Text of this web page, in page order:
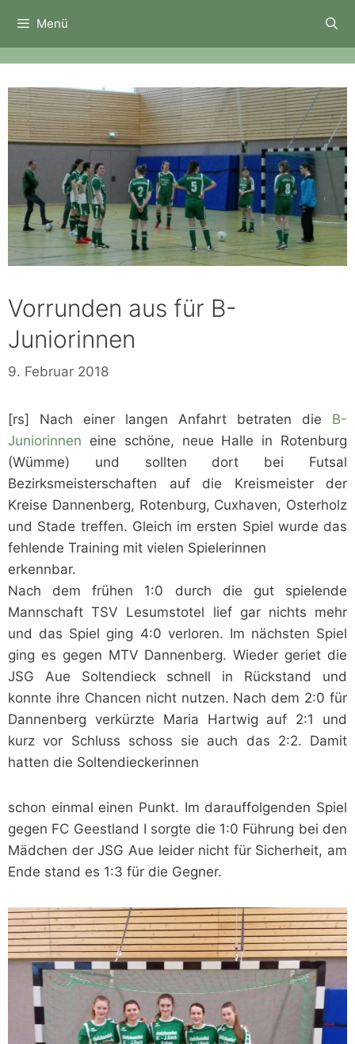
Inhalt
springen
Menü
Vorrunden aus für B-
Juniorinnen
9. Februar 2018
[rs] Nach einer langen Anfahrt betraten die B-
Juniorinnen eine schöne, neue Halle in Rotenburg
(Wümme) und sollten dort bei Futsal
Bezirksmeisterschaften auf die Kreismeister der
Kreise Dannenberg, Rotenburg, Cuxhaven, Osterholz
und Stade treffen. Gleich im ersten Spiel wurde das
fehlende Training mit vielen Spielerinnen
erkennbar.
Nach dem frühen 1:0 durch die gut spielende
Mannschaft TSV Lesumstotel lief gar nichts mehr
und das Spiel ging 4:0 verloren. Im nächsten Spiel
ging es gegen MTV Dannenberg. Wieder geriet die
JSG Aue Soltendieck schnell in Rückstand und
konnte ihre Chancen nicht nutzen. Nach dem 2:0 für
Dannenberg verkürzte Maria Hartwig auf 2:1 und
kurz vor Schluss schoss sie auch das 2:2. Damit
hatten die Soltendieckerinnen
schon einmal einen Punkt. Im darauffolgenden Spiel
gegen FC Geestland I sorgte die 1:0 Führung bei den
Mädchen der JSG Aue leider nicht für Sicherheit, am
Ende stand es 1:3 für die Gegner.